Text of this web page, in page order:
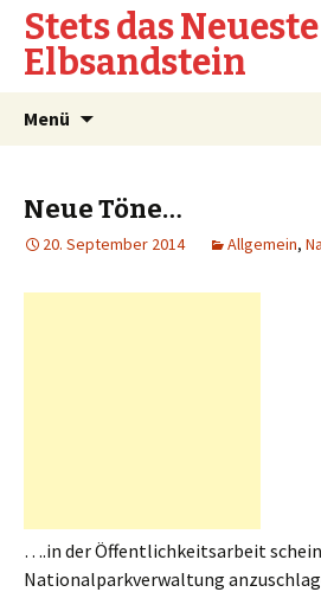
Stets das
Elbsandstein
Menü
Neue Töne…
20. September 2014 Allgemein,
….in der Öffentlichkeitsarbeit
Nationalparkverwaltung